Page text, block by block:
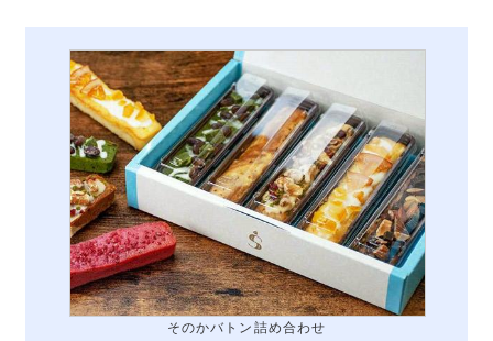
そのかバトン詰め合わせ